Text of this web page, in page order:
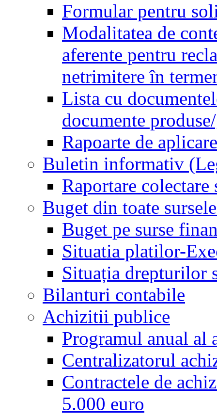
Formular pentru
Modalitatea de
aferente pentru
netrimitere în
Lista cu
documente
Rapoarte de
Buletin informativ
Raportare colectare
Buget din toate
Buget pe surse
Situatia platilor-
Situația drepturilor
Bilanturi contabile
Achizitii publice
Programul anual
Centralizatorul
Contractele de
5.000 euro